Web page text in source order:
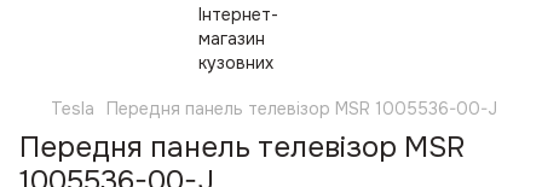
Tesla Передня панель телевізор MSR 1005536-00-J
Передня панель телевізор MSR